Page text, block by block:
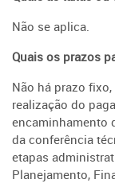
Não se aplica.
Quais os prazos
Não há prazo
realização do
encaminhamento
da conferência
etapas
Planejamento,